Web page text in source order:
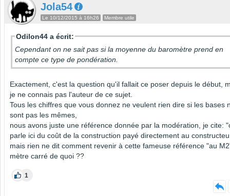
Jola54
Le 10/12/2015 à 16h26 Membre utile
Odilon44 a écrit:
Cependant on ne sait pas si la moyenne du baromètre prend en
compte ce type de pondération.
Exactement, c'est la question qu'il fallait ce poser depuis le début,
je ne connais pas l'auteur de ce sujet.
Tous les chiffres que vous donnez ne veulent rien dire si les bases
sont pas les mêmes,
nous avons juste une référence donnée par la modération, je cite:
parle ici du coût de la construction payé directement au
mais rien ne dit comment revenir à cette fameuse référence "au
mètre carré de quoi ??
1